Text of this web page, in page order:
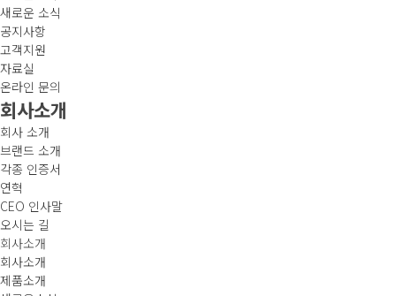
새로운 소식
공지사항
고객지원
자료실
온라인 문의
회사소개
회사 소개
브랜드 소개
각종 인증서
연혁
CEO 인사말
오시는 길
회사소개
회사소개
제품소개